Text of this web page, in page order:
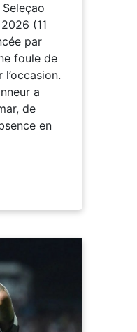
(11
par
foule de
a
de
en